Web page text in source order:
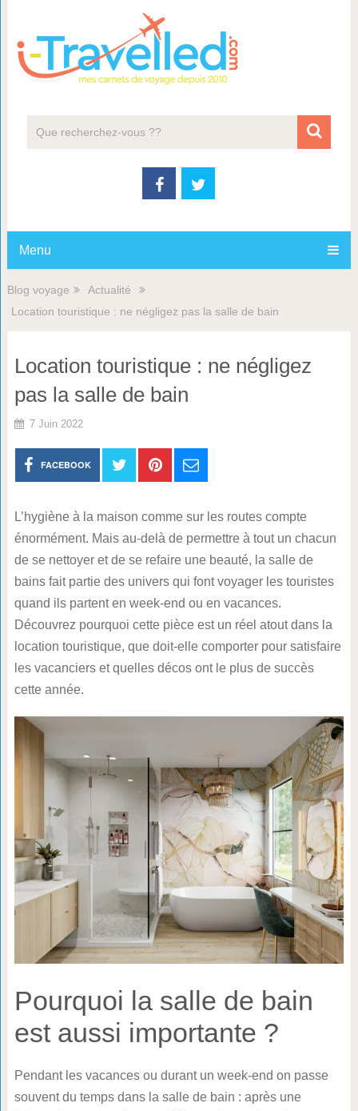
Menu
Blog voyage
Actualité
Location touristique : ne négligez pas la salle de bain
Location touristique : ne négligez
pas la salle de bain
7 Juin 2022
FACEBOOK
L’hygiène à la maison comme sur les routes compte
énormément. Mais au-delà de permettre à tout un chacun
de se nettoyer et de se refaire une beauté, la salle de
bains fait partie des univers qui font voyager les touristes
quand ils partent en week-end ou en vacances.
Découvrez pourquoi cette pièce est un réel atout dans la
location touristique, que doit-elle comporter pour satisfaire
les vacanciers et quelles décos ont le plus de succès
cette année.
Pourquoi la salle de bain
est aussi importante ?
Pendant les vacances ou durant un week-end on passe
souvent du temps dans la salle de bain : après une